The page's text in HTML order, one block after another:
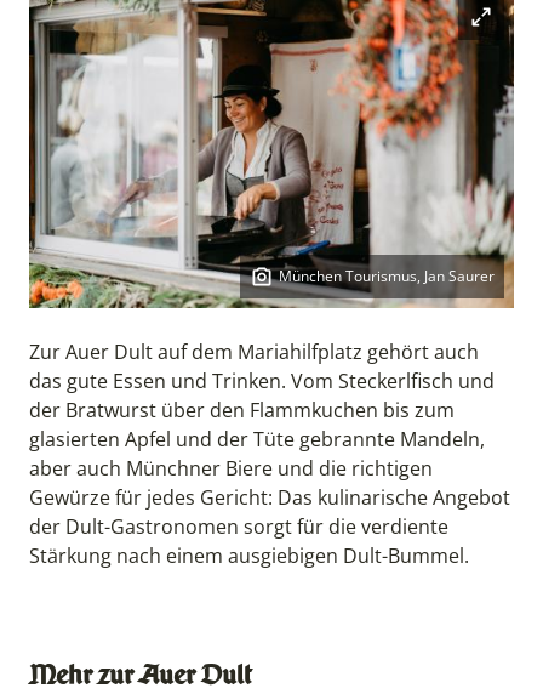
Copyright:
München Tourismus, Jan Saurer
Open
Zur Auer Dult auf dem Mariahilfplatz gehört auch
das gute Essen und Trinken. Vom Steckerlfisch und
der Bratwurst über den Flammkuchen bis zum
glasierten Apfel und der Tüte gebrannte Mandeln,
aber auch Münchner Biere und die richtigen
Gewürze für jedes Gericht: Das kulinarische Angebot
der Dult-Gastronomen sorgt für die verdiente
Stärkung nach einem ausgiebigen Dult-Bummel.
Mehr zur Auer Dult